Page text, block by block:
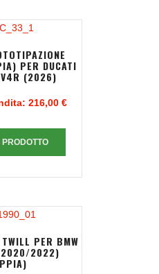
PER DUCATI
V4R (2026)
216,00 €
PRODOTTO
PER BMW
2022)